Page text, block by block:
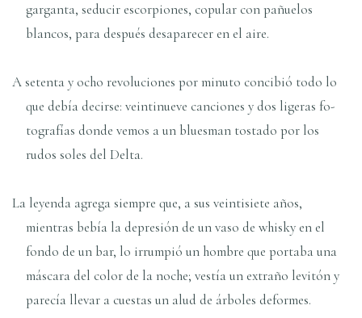
garganta, seducir escorpiones, copular con pañuelos
blancos, para después desaparecer en el aire.
A setenta y ocho revoluciones por minuto concibió todo lo
que debía decirse: veintinueve canciones y dos ligeras fo-
tografías donde vemos a un bluesman tostado por los
rudos soles del Delta.
La leyenda agrega siempre que, a sus veintisiete años,
mientras bebía la depresión de un vaso de whisky en el
fondo de un bar, lo irrumpió un hombre que portaba una
máscara del color de la noche; vestía un extraño levitón y
parecía llevar a cuestas un alud de árboles deformes.